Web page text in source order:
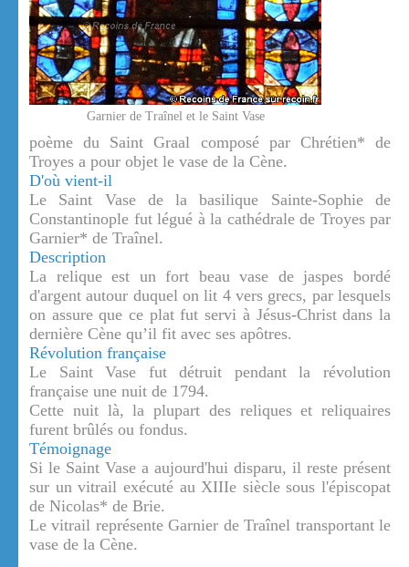
Garnier de Traînel et le Saint Vase
poème du Saint Graal composé par Chrétien* de
Troyes a pour objet le vase de la Cène.
D'où vient-il
Le Saint Vase de la basilique Sainte-Sophie de
Constantinople fut légué à la cathédrale de Troyes par
Garnier* de Traînel.
Description
La relique est un fort beau vase de jaspes bordé
d'argent autour duquel on lit 4 vers grecs, par lesquels
on assure que ce plat fut servi à Jésus-Christ dans la
dernière Cène qu’il fit avec ses apôtres.
Révolution française
Le Saint Vase fut détruit pendant la révolution
française une nuit de 1794.
Cette nuit là, la plupart des reliques et reliquaires
furent brûlés ou fondus.
Témoignage
Si le Saint Vase a aujourd'hui disparu, il reste présent
sur un vitrail exécuté au XIIIe siècle sous l'épiscopat
de Nicolas* de Brie.
Le vitrail représente Garnier de Traînel transportant le
vase de la Cène.